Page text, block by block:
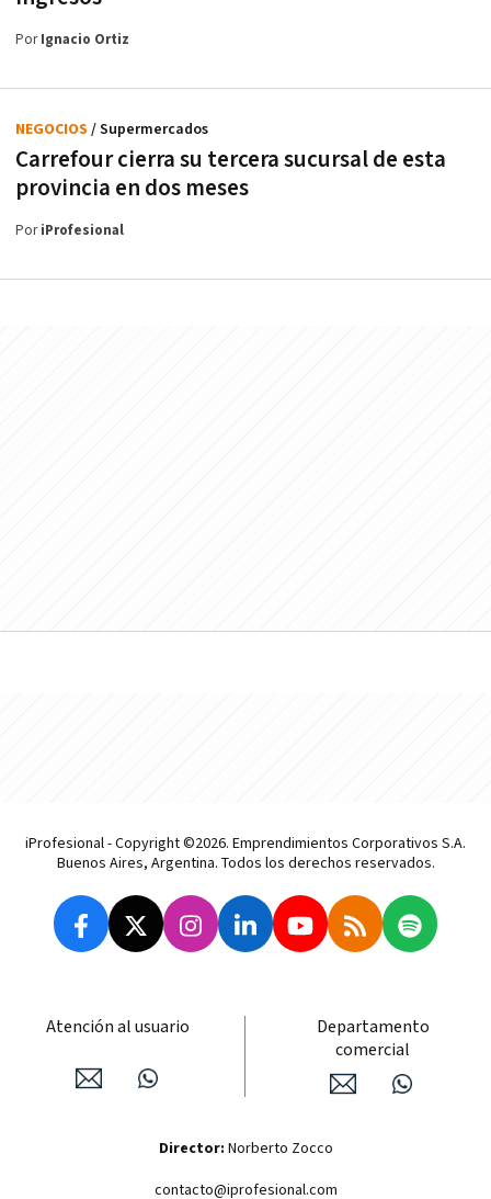
PorIgnacio Ortiz
Carrefour cierra su tercera sucursal de esta
provincia en dos meses
NEGOCIOS / Supermercados
PoriProfesional
iProfesional - Copyright ©2026. Emprendimientos Corporativos S.A.
Buenos Aires, Argentina. Todos los derechos reservados.
Atención al usuario
Departamento
comercial
Director: Norberto Zocco
contacto@iprofesional.com